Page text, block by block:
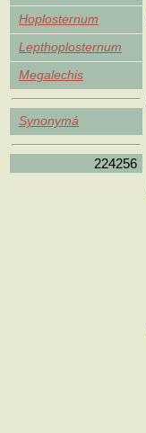
Hoplosternum
Lepthoplosternum
Megalechis
Synonymá
224256